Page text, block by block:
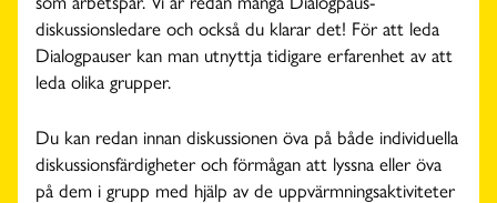
diskussionsledare och också du klarar det! För att leda
Dialogpauser kan man utnyttja tidigare erfarenhet av att
leda olika grupper.
Du kan redan innan diskussionen öva på både individuella
diskussionsfärdigheter och förmågan att lyssna eller öva
på dem i grupp med hjälp av de uppvärmningsaktiviteter